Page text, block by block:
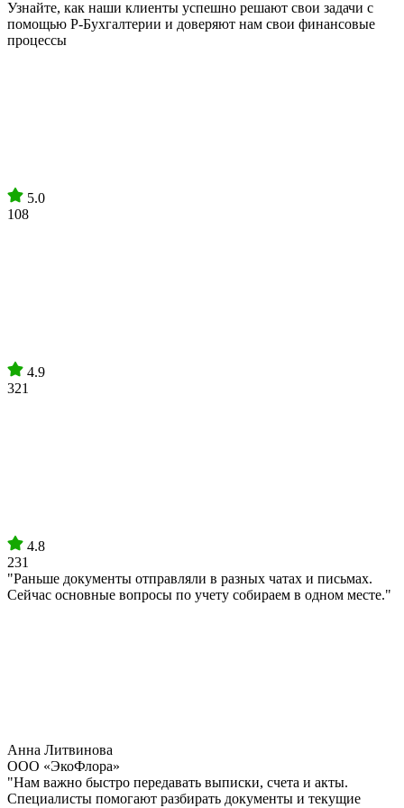
Узнайте, как наши клиенты успешно решают свои задачи с
помощью Р-Бухгалтерии и доверяют нам свои финансовые
процессы
5.0
108
4.9
321
4.8
231
"Раньше документы отправляли в разных чатах и письмах.
Сейчас основные вопросы по учету собираем в одном месте."
Анна Литвинова
ООО «ЭкоФлора»
"Нам важно быстро передавать выписки, счета и акты.
Специалисты помогают разбирать документы и текущие